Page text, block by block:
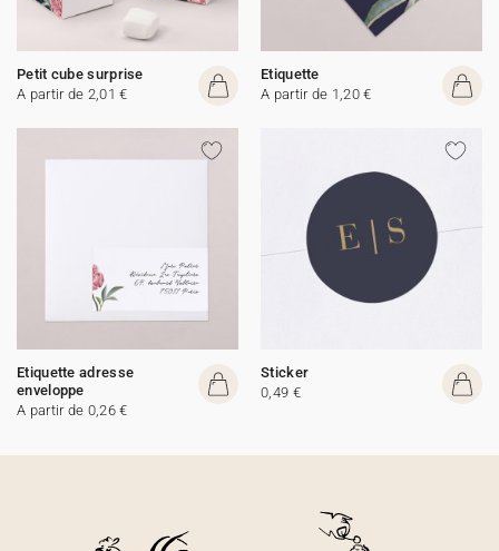
Petit cube surprise
A partir de 2,01 €
Etiquette
A partir de 1,20 €
Etiquette adresse
enveloppe
A partir de 0,26 €
Sticker
0,49 €